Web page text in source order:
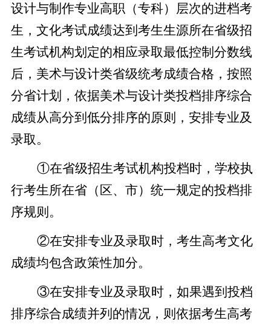
设计与制作专业高职（专科）层次的进档考
生，文化考试成绩达到考生生源所在省级招
生考试机构划定的相应录取最低控制分数线
后，美术与设计类省级统考成绩合格，按照
分省计划，依据美术与设计类投档排序综合
成绩从高分到低分排序的原则，安排专业及
录取。
①在省级招生考试机构投档时，学校执
行考生所在省（区、市）统一规定的投档排
序规则。
②在安排专业及录取时，考生高考文化
成绩均包含政策性加分。
③在安排专业及录取时，如果遇到投档
排序综合成绩并列的情况，则依据考生高考